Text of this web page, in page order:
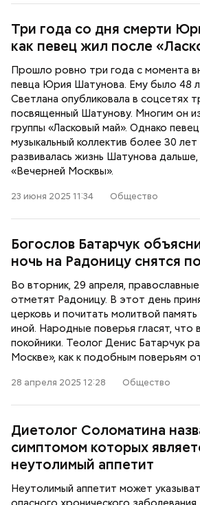
Три года со дня смерти
как певец жил после
Прошло ровно три года с момента
певца Юрия Шатунова. Ему было 48
Светлана опубликовала в соцсетях
посвященный Шатунову. Многим он
группы «Ласковый май». Однако
музыкальный коллектив более 30
развивалась жизнь Шатунова
«Вечерней Москвы».
23 июня 2025 11:34 Общество
Богослов Батарчук
ночь на Радоницу снятся
Во вторник, 29 апреля,
отметят Радоницу. В этот день
церковь и почитать молитвой
иной. Народные поверья гласят, что
покойники. Теолог Денис Батарчук
Москве», как к подобным поверьям
28 апреля 2025 12:28 Общество
Диетолог Соломатина
симптомом которых
неутолимый аппетит
Неутолимый аппетит может